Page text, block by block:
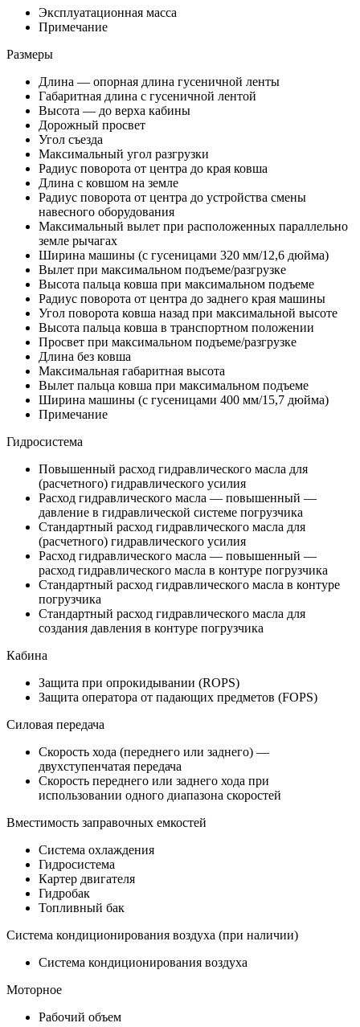
Эксплуатационная масса
Примечание
Размеры
Длина — опорная длина гусеничной ленты
Габаритная длина с гусеничной лентой
Высота — до верха кабины
Дорожный просвет
Угол съезда
Максимальный угол разгрузки
Радиус поворота от центра до края ковша
Длина с ковшом на земле
Радиус поворота от центра до устройства смены
навесного оборудования
Максимальный вылет при расположенных параллельно
земле рычагах
Ширина машины (с гусеницами 320 мм/12,6 дюйма)
Вылет при максимальном подъеме/разгрузке
Высота пальца ковша при максимальном подъеме
Радиус поворота от центра до заднего края машины
Угол поворота ковша назад при максимальной высоте
Высота пальца ковша в транспортном положении
Просвет при максимальном подъеме/разгрузке
Длина без ковша
Максимальная габаритная высота
Вылет пальца ковша при максимальном подъеме
Ширина машины (с гусеницами 400 мм/15,7 дюйма)
Примечание
Гидросистема
Повышенный расход гидравлического масла для
(расчетного) гидравлического усилия
Расход гидравлического масла — повышенный —
давление в гидравлической системе погрузчика
Стандартный расход гидравлического масла для
(расчетного) гидравлического усилия
Расход гидравлического масла — повышенный —
расход гидравлического масла в контуре погрузчика
Стандартный расход гидравлического масла в контуре
погрузчика
Стандартный расход гидравлического масла для
создания давления в контуре погрузчика
Кабина
Защита при опрокидывании (ROPS)
Защита оператора от падающих предметов (FOPS)
Силовая передача
Скорость хода (переднего или заднего) —
двухступенчатая передача
Скорость переднего или заднего хода при
использовании одного диапазона скоростей
Вместимость заправочных емкостей
Система охлаждения
Гидросистема
Картер двигателя
Гидробак
Топливный бак
Система кондиционирования воздуха (при наличии)
Система кондиционирования воздуха
Моторное
Рабочий объем